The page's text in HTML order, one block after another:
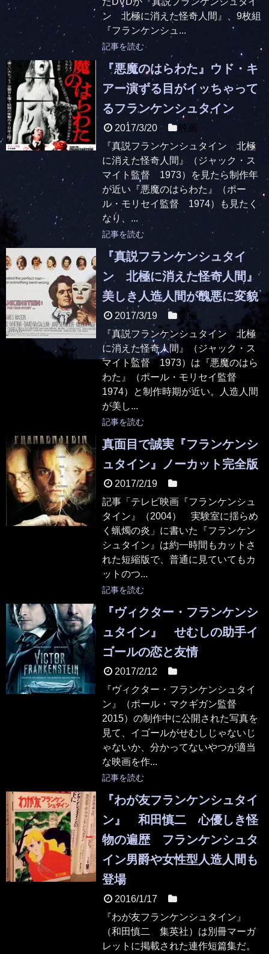
ン 北極に消えた怪奇人間』、9枚組
『フランケンシュ...
記事を読む
『悪魔のはらわた』ウド・キ
アー演ずる目がイッちゃって
るフランケンシュタイン
2017/3/20
映画
『真説フランケンシュタイン 北極
に消えた怪奇人間』（ジャック・ス
マイト監督 1973）を見たら制作年
が近い『悪魔のはらわた』（ポー
ル・モリセイ監督 1974）も見たく
なり、...
記事を読む
『真説フランケンシュタイ
ン 北極に消えた怪奇人間』
美しき人造人間が醜悪に変貌
2017/3/19
映画
『真説フランケンシュタイン 北極
に消えた怪奇人間』（ジャック・ス
マイト監督 1973）は『悪魔のはら
わた』（ポール・モリセイ監督
1974）と制作時期が近い。人造人間
が美し...
記事を読む
真面目で誠実『フランケンシ
ュタイン』ノーカット完全版
2017/2/19
記事「テレビ映画『フランケンシュ
タイン』（2004） 実験室に揺らめ
く蝋燭の炎」に書いた『フランケン
シュタイン』は約一時間もカットさ
れた短縮版で、普通に見ていてもカ
ットのつ...
記事を読む
『ヴィクター・フランケンシ
ュタイン』 せむしの助手イ
ゴールの恋と友情
2017/2/12
『ヴィクター・フランケンシュタイ
ン』（ポール・マクギガン監督
2015）の制作中に公開された写真を
見て、イゴールがせむしじゃないじ
ゃないか、分かってないやつが適当
な映画を作...
記事を読む
『わが友フランケンシュタイ
ン』 和田慎二 心優しき怪
物の遍歴 フランケンシュタ
イン男爵や女性型人造人間も
登場
2016/1/17
『わが友フランケンシュタイン』
（和田慎二 集英社）は別冊マーガ
レットに掲載された連作短篇集だ。